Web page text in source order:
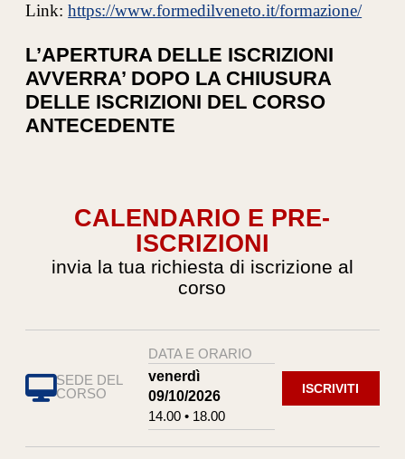
Link:https://www.formedilveneto.it/formazione/
L’APERTURA DELLE ISCRIZIONI
AVVERRA’ DOPO LA CHIUSURA
DELLE ISCRIZIONI DEL CORSO
ANTECEDENTE
CALENDARIO E PRE-
ISCRIZIONI
invia la tua richiesta di iscrizione al
corso
SEDE DEL
CORSO
DATA E ORARIO
venerdì
09/10/2026
14.00 • 18.00
ISCRIVITI